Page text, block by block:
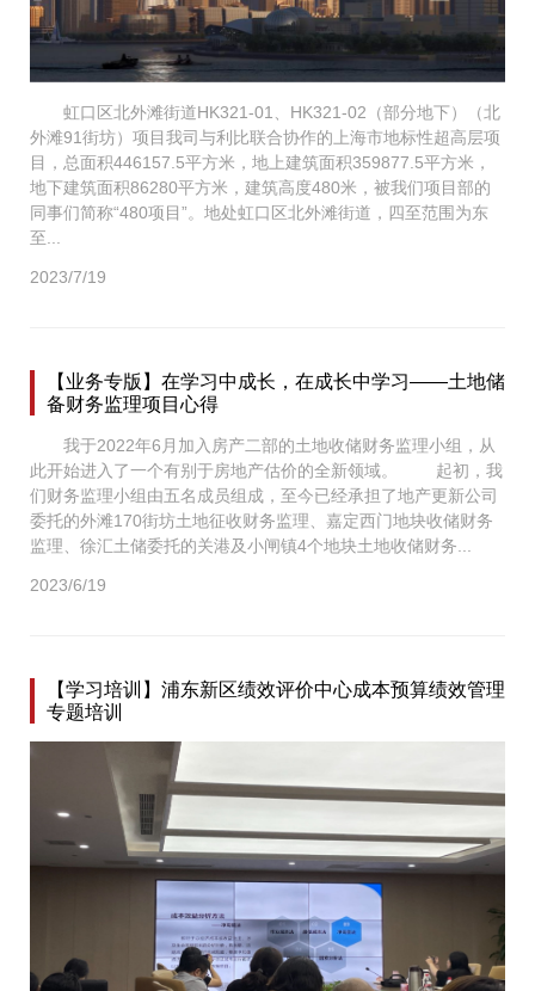
虹口区北外滩街道HK321-01、HK321-02（部分地下）（北
外滩91街坊）项目我司与利比联合协作的上海市地标性超高层项
目，总面积446157.5平方米，地上建筑面积359877.5平方米，
地下建筑面积86280平方米，建筑高度480米，被我们项目部的
同事们简称“480项目”。地处虹口区北外滩街道，四至范围为东
至...
2023/7/19
【业务专版】在学习中成长，在成长中学习——土地储
备财务监理项目心得
我于2022年6月加入房产二部的土地收储财务监理小组，从
此开始进入了一个有别于房地产估价的全新领域。 起初，我
们财务监理小组由五名成员组成，至今已经承担了地产更新公司
委托的外滩170街坊土地征收财务监理、嘉定西门地块收储财务
监理、徐汇土储委托的关港及小闸镇4个地块土地收储财务...
2023/6/19
【学习培训】浦东新区绩效评价中心成本预算绩效管理
专题培训